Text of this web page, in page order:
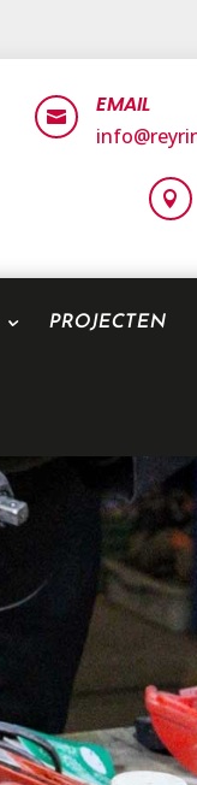
 EMAIL

PROJECTEN